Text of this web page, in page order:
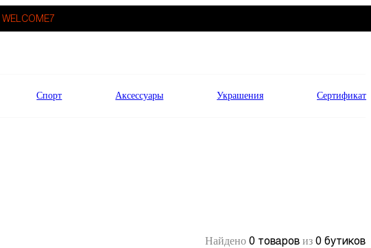
WELCOME7
Спорт Аксессуары Украшения Сертификат
Найдено 0 товаров из 0 бутиков